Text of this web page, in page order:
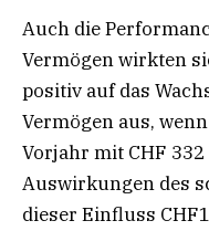
Auch die
Vermögen wirkten
positiv auf das
Vermögen aus,
Vorjahr mit CHF
Auswirkungen des
dieser Einfluss